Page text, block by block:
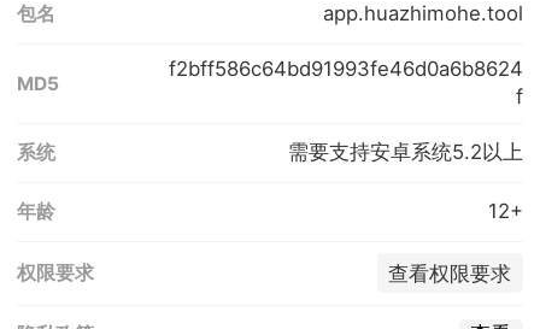
包名 app.huazhimohe.tool
MD5
f2bff586c64bd91993fe46d0a6b8624
f
系统 需要支持安卓系统5.2以上
年龄 12+
权限要求 查看权限要求